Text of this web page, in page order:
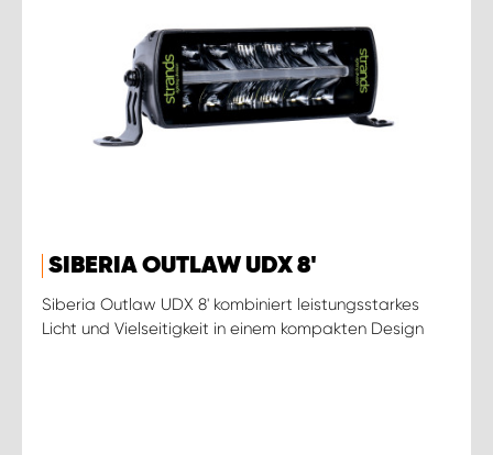
SIBERIA OUTLAW UDX 8'
Siberia Outlaw UDX 8' kombiniert leistungsstarkes
Licht und Vielseitigkeit in einem kompakten Design